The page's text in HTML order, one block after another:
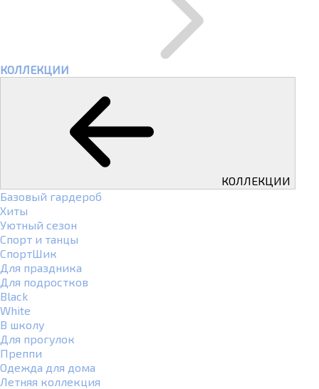
КОЛЛЕКЦИИ
КОЛЛЕКЦИИ
Базовый гардероб
Хиты
Уютный сезон
Спорт и танцы
СпортШик
Для праздника
Для подростков
Black
White
В школу
Для прогулок
Преппи
Одежда для дома
Летняя коллекция